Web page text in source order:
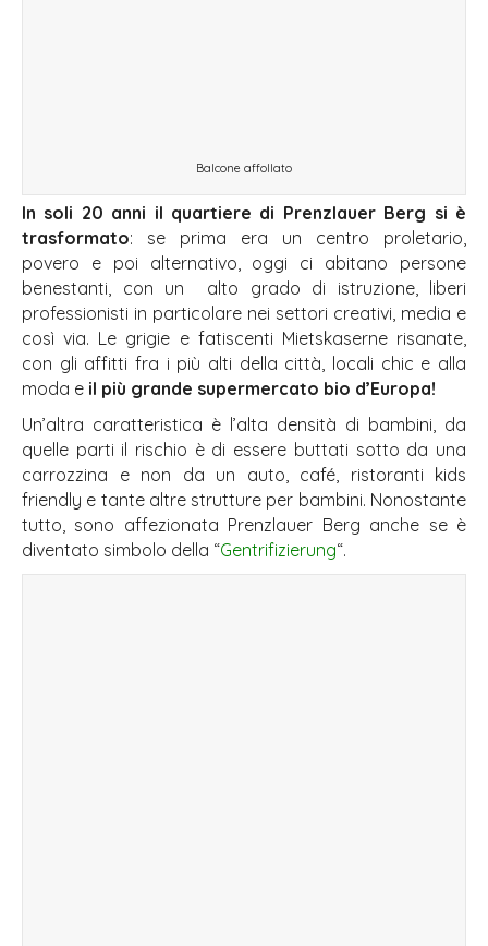
Balcone affollato
In soli 20 anni il quartiere di Prenzlauer Berg si è
trasformato: se prima era un centro proletario,
povero e poi alternativo, oggi ci abitano persone
benestanti, con un alto grado di istruzione, liberi
professionisti in particolare nei settori creativi, media e
così via. Le grigie e fatiscenti Mietskaserne risanate,
con gli affitti fra i più alti della città, locali chic e alla
moda e il più grande supermercato bio d’Europa!
Un’altra caratteristica è l’alta densità di bambini, da
quelle parti il rischio è di essere buttati sotto da una
carrozzina e non da un auto, café, ristoranti kids
friendly e tante altre strutture per bambini. Nonostante
tutto, sono affezionata Prenzlauer Berg anche se è
diventato simbolo della “Gentrifizierung“.